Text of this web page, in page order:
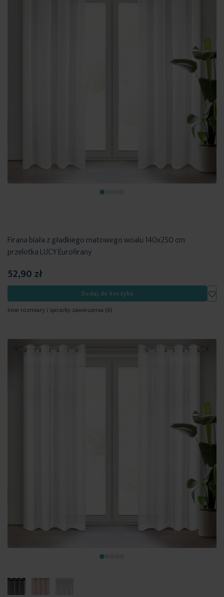
Firana biała z gładkiego matowego woalu 140x250 cm
przelotka LUCY Eurofirany
52,90 zł
Dodaj do koszyka
Inne rozmiary i sposoby zawieszenia (6)